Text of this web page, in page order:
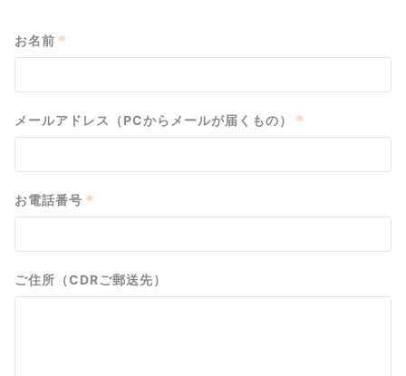
お名前 *
メールアドレス（PCからメールが届くもの） *
お電話番号 *
ご住所（CDRご郵送先）